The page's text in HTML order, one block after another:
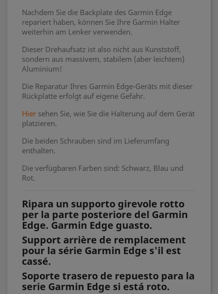
Nachdem Sie die Backplate des Garmin Edge
repariert haben, können Sie Ihre Garmin Halter
weiterhin am Lenker verwenden.
Dieser Drehaufsatz ist also nicht aus Kunststoff,
sondern aus massivem, stabilem (aber leichtem)
Aluminium!
Die Reparatur Ihres Garmin Edge-Geräts mit dieser
Rückplatte erfolgt auf eigene Gefahr.
Hier sehen Sie, wie Sie die Halterung auf dem Gerät
platzieren.
Die beiden Schrauben sind im Lieferumfang
enthalten.
Die verfügbaren Farben sind: Schwarz, Blau und
Rot.
Ripara un supporto girevole rotto
per la parte posteriore del Garmin
Edge. Garmin Edge guasto.
Support arrière de remplacement
pour la série Garmin Edge s'il est
cassé.
Soporte trasero de repuesto para la
serie Garmin Edge si está roto.